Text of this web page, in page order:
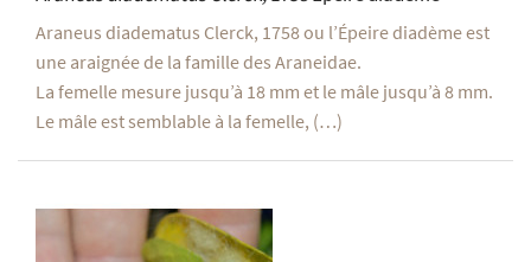
Araneus diadematus Clerck, 1758 ou l’Épeire diadème est
une araignée de la famille des Araneidae.
La femelle mesure jusqu’à 18 mm et le mâle jusqu’à 8 mm.
Le mâle est semblable à la femelle, (…)